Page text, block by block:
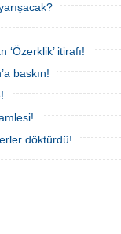
itirafı!
baskın!
döktürdü!